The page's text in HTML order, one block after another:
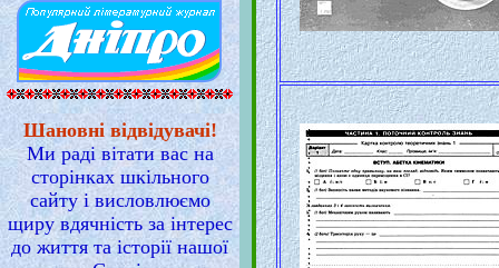
Шановні відвідувачі!
Ми раді вітати вас на
сторінках шкільного
сайту і висловлюємо
щиру вдячність за інтерес
до життя та історії нашої